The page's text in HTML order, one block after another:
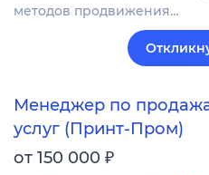
методов продвижения…
Менеджер по
услуг (Принт-Пром)
от 150 000 ₽